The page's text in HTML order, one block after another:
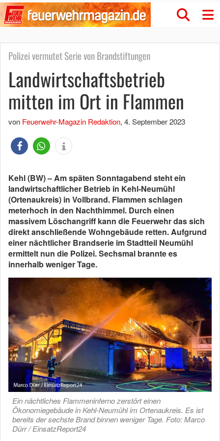
Polizei vermutet Serie von Brandstiftungen
Landwirtschaftsbetrieb
mitten im Ort in Flammen
von Feuerwehr-Magazin Redaktion, 4. September 2023
Kehl (BW) – Am späten Sonntagabend steht ein
landwirtschaftlicher Betrieb in Kehl-Neumühl
(Ortenaukreis) in Vollbrand. Flammen schlagen
meterhoch in den Nachthimmel. Durch einen
massivem Löschangriff kann die Feuerwehr das sich
direkt anschließende Wohngebäude retten. Aufgrund
einer nächtlicher Brandserie im Stadtteil Neumühl
ermittelt nun die Polizei. Sechsmal brannte es
innerhalb weniger Tage.
Ein nächtliches Flammeninferno zerstört einen
Ökonomiegebäude in Kehl-Neumühl im Ortenaukreis. Es ist
bereits der sechste Brand binnen weniger Tage. Foto: Marco
Dürr / EinsatzReport24